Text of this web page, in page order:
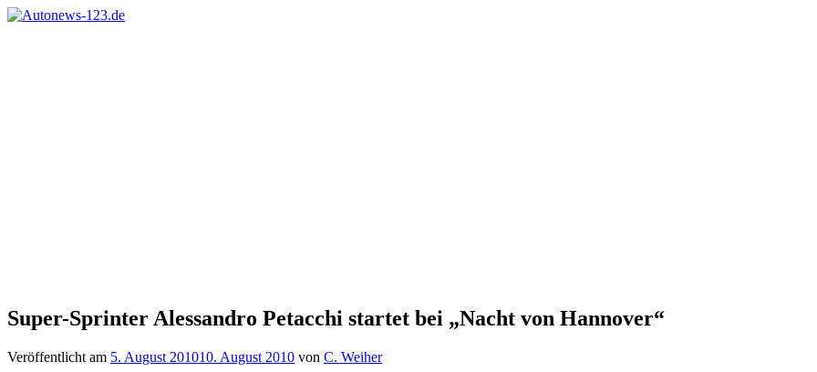
Zum
Super-Sprinter Alessandro Petacchi startet bei „Nacht von Hannover“
Veröffentlicht am 5. August 201010. August 2010 von C. Weiher